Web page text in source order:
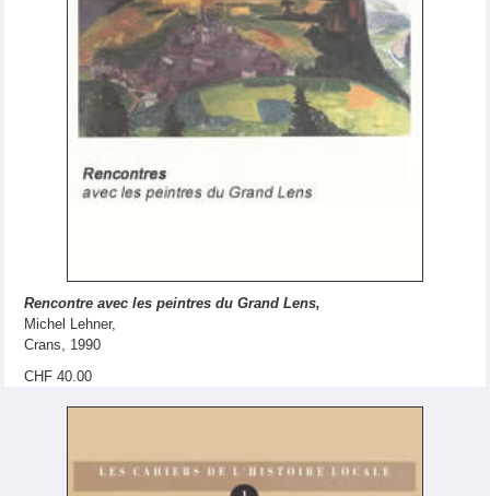
Rencontre avec les peintres du Grand Lens,
Michel Lehner,
Crans, 1990
CHF 40.00